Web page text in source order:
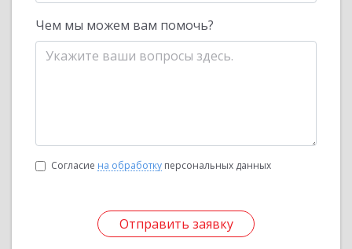
Чем мы можем вам помочь?
Согласие на обработку персональных данных
Отправить заявку